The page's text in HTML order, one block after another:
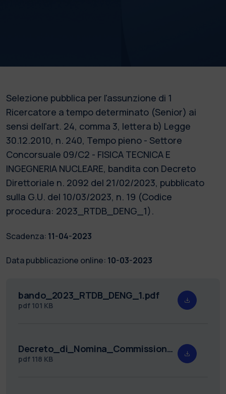
Selezione pubblica per l'assunzione di 1
Ricercatore a tempo determinato (Senior) ai
sensi dell'art. 24, comma 3, lettera b) Legge
30.12.2010, n. 240, Tempo pieno - Settore
Concorsuale 09/C2 - FISICA TECNICA E
INGEGNERIA NUCLEARE, bandita con Decreto
Direttoriale n. 2092 del 21/02/2023, pubblicato
sulla G.U. del 10/03/2023, n. 19 (Codice
procedura: 2023_RTDB_DENG_1).
Scadenza: 11-04-2023
Data pubblicazione online: 10-03-2023
bando_2023_RTDB_DENG_1.pdf
pdf 101 KB
Decreto_di_Nomina_Commissione_2023_RTDB_DENG_1.pdf
pdf 118 KB